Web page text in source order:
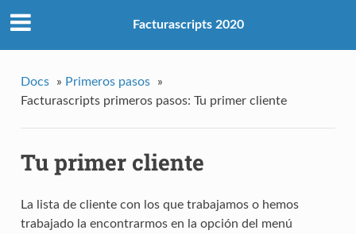
Facturascripts 2020
Docs » Primeros pasos
»
Facturascripts primeros pasos: Tu primer cliente
Tu primer cliente
La lista de cliente con los que trabajamos o hemos
trabajado la encontrarmos en la opción del menú